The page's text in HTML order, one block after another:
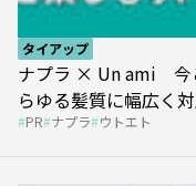
タイアップ
ナプラ × Un ami 今
らゆる髪質に幅広く
et』
PR ナプラ ウトエト